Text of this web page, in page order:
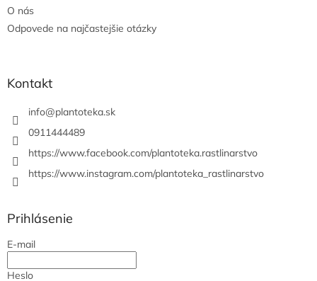
O nás
Odpovede na najčastejšie otázky
Kontakt
info@plantoteka.sk
0911444489
https://www.facebook.com/plantoteka.rastlinarstvo
https://www.instagram.com/plantoteka_rastlinarstvo
Prihlásenie
E-mail
Heslo